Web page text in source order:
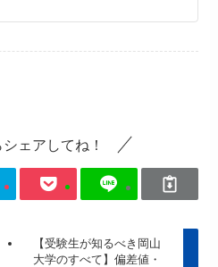
ェアしてね！
【受験生が知るべき岡山
大学のすべて】偏差値・